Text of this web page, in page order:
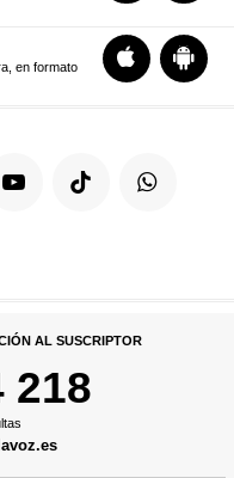
en formato
AL SUSCRIPTOR
218